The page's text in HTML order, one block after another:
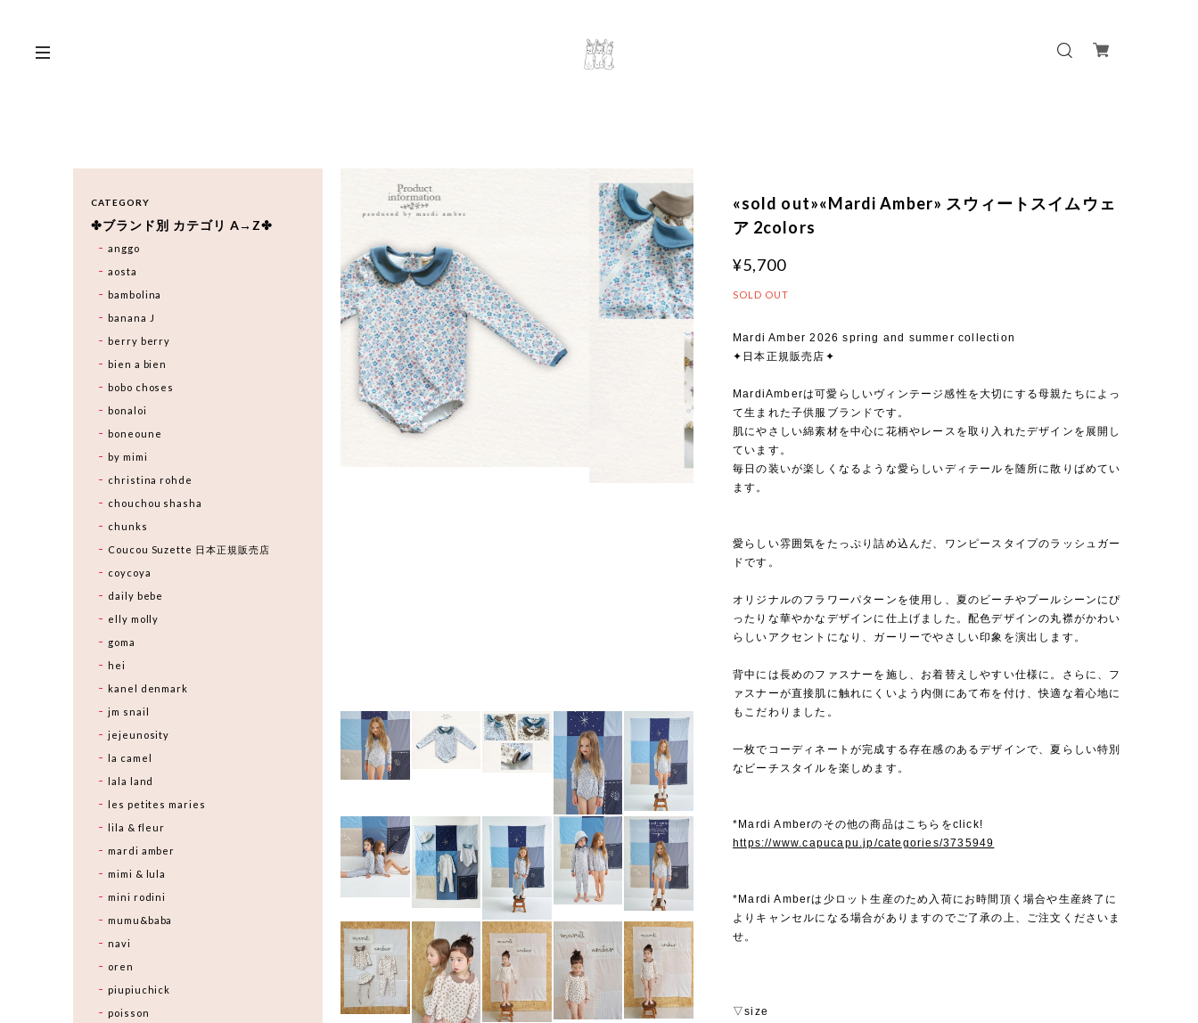
«sold out»«Mardi Amber» スウィートスイムウェ
ア 2colors
¥5,700
SOLD OUT
Mardi Amber 2026 spring and summer collection
✦日本正規販売店✦
MardiAmberは可愛らしいヴィンテージ感性を大切にする母親たちによっ
て生まれた子供服ブランドです。
肌にやさしい綿素材を中心に花柄やレースを取り入れたデザインを展開し
ています。
毎日の装いが楽しくなるような愛らしいディテールを随所に散りばめてい
ます。
愛らしい雰囲気をたっぷり詰め込んだ、ワンピースタイプのラッシュガー
ドです。
オリジナルのフラワーパターンを使用し、夏のビーチやプールシーンにぴ
ったりな華やかなデザインに仕上げました。配色デザインの丸襟がかわい
らしいアクセントになり、ガーリーでやさしい印象を演出します。
背中には長めのファスナーを施し、お着替えしやすい仕様に。さらに、フ
ァスナーが直接肌に触れにくいよう内側にあて布を付け、快適な着心地に
もこだわりました。
一枚でコーディネートが完成する存在感のあるデザインで、夏らしい特別
なビーチスタイルを楽しめます。
*Mardi Amberのその他の商品はこちらをclick!
https://www.capucapu.jp/categories/3735949
*Mardi Amberは少ロット生産のため入荷にお時間頂く場合や生産終了に
よりキャンセルになる場合がありますのでご了承の上、ご注文くださいま
せ。
▽size
CATEGORY
✤ブランド別 カテゴリ A→Z✤
anggo
aosta
bambolina
banana J
berry berry
bien a bien
bobo choses
bonaloi
boneoune
by mimi
christina rohde
chouchou shasha
chunks
Coucou Suzette 日本正規販売店
coycoya
daily bebe
elly molly
goma
hei
kanel denmark
jm snail
jejeunosity
la camel
lala land
les petites maries
lila & fleur
mardi amber
mimi & lula
mini rodini
mumu&baba
navi
oren
piupiuchick
poisson